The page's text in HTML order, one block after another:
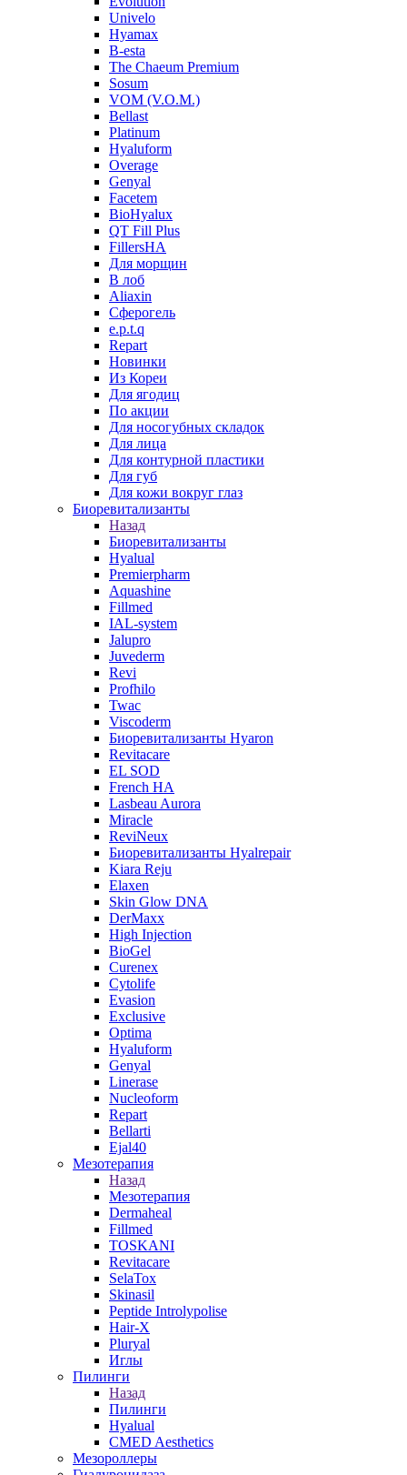
Univelo
Hyamax
B-esta
The Chaeum Premium
Sosum
VOM (V.O.M.)
Bellast
Platinum
Hyaluform
Overage
Genyal
Facetem
BioHyalux
QT Fill Plus
FillersHA
Для морщин
В лоб
Aliaxin
Сферогель
e.p.t.q
Repart
Новинки
Из Кореи
Для ягодиц
По акции
Для носогубных складок
Для лица
Для контурной пластики
Для губ
Для кожи вокруг глаз
Биоревитализанты
Назад
Биоревитализанты
Hyalual
Premierpharm
Aquashine
Fillmed
IAL-system
Jalupro
Juvederm
Revi
Profhilo
Twac
Viscoderm
Биоревитализанты Hyaron
Revitacare
EL SOD
French HA
Lasbeau Aurora
Miracle
ReviNeux
Биоревитализанты Hyalrepair
Kiara Reju
Elaxen
Skin Glow DNA
DerMaxx
High Injection
BioGel
Curenex
Cytolife
Evasion
Exclusive
Optima
Hyaluform
Genyal
Linerase
Nucleoform
Repart
Bellarti
Ejal40
Мезотерапия
Назад
Мезотерапия
Dermaheal
Fillmed
TOSKANI
Revitacare
SelaTox
Skinasil
Peptide Introlypolise
Hair-X
Pluryal
Иглы
Пилинги
Назад
Пилинги
Hyalual
CMED Aesthetics
Мезороллеры